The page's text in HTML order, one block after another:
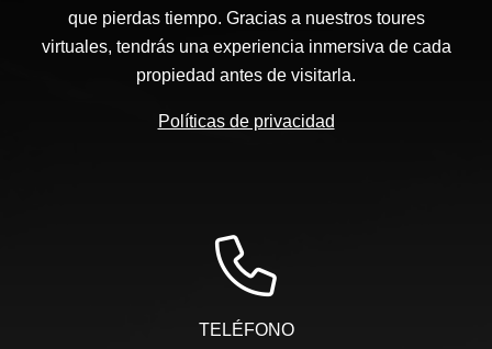
que pierdas tiempo. Gracias a nuestros toures
virtuales, tendrás una experiencia inmersiva de cada
propiedad antes de visitarla.
Políticas de privacidad
TELÉFONO